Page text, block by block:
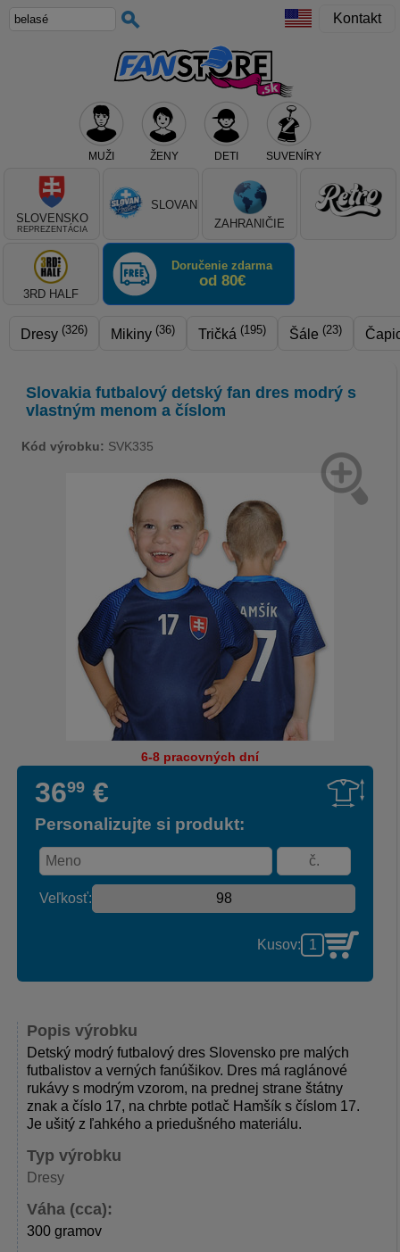
Kontakt
MUŽI ŽENY DETI SUVENÍRY
Teraz vyberte klub, alebo typ výrobku
SLOVENSKO
REPREZENTÁCIA
SLOVAN
ZAHRANIČIE
3RD HALF
Doručenie zdarma
od 80€
Dresy (326) Mikiny (36) Tričká (195) Šále (23)
Slovakia futbalový detský fan dres modrý s
vlastným menom a číslom
Kód výrobku: SVK335
6-8 pracovných dní
Popis výrobku
Detský modrý futbalový dres Slovensko pre malých
futbalistov a verných fanúšikov. Dres má raglánové
rukávy s modrým vzorom, na prednej strane štátny
znak a číslo 17, na chrbte potlač Hamšík s číslom 17.
Je ušitý z ľahkého a priedušného materiálu.
Typ výrobku
Dresy
Váha (cca):
300 gramov
3699 €
Personalizujte si produkt:
Veľkosť:
Kusov: